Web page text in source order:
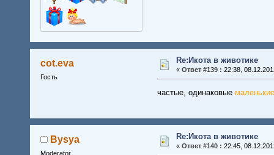
cot.eva
Гость
Re:Икота в животике
« Ответ #139 : 22:38,
частые, одинаковые маленькие
Bysya
Moderator.
Re:Икота в животике
« Ответ #140 : 22:45,